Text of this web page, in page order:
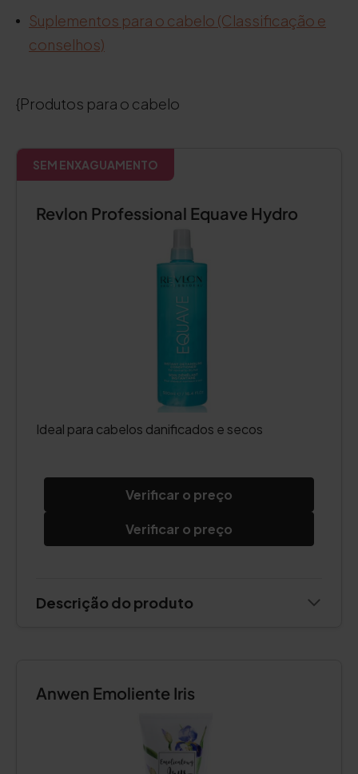
Suplementos para o cabelo (Classificação e
conselhos)
{Produtos para o cabelo
SEM ENXAGUAMENTO
Revlon Professional Equave Hydro
Ideal para cabelos danificados e secos
Verificar o preço
Verificar o preço
Descrição do produto
Anwen Emoliente Iris